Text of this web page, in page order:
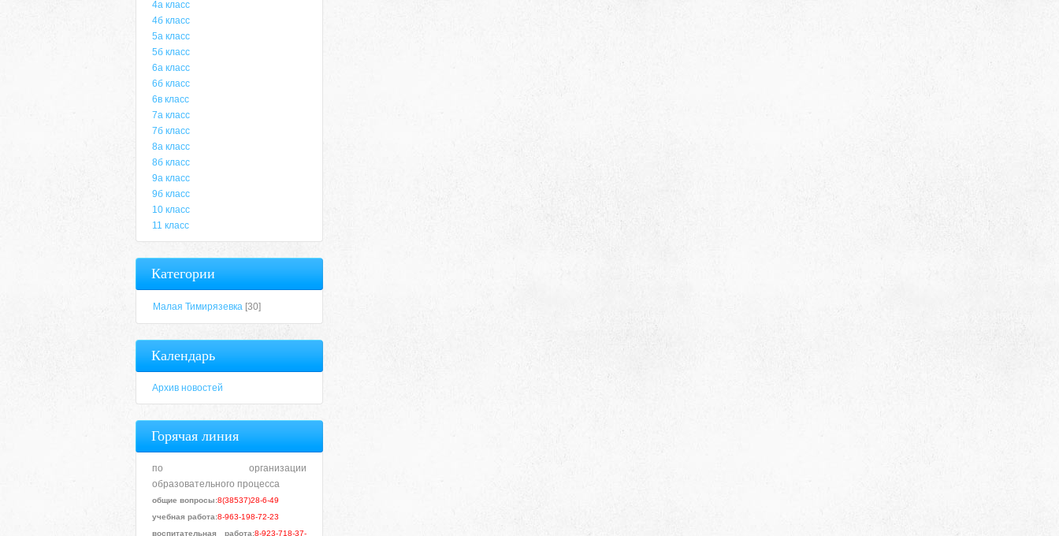
4а класс
4б класс
5а класс
5б класс
6а класс
6б класс
6в класс
7а класс
7б класс
8а класс
8б класс
9а класс
9б класс
10 класс
11 класс
Категории
Малая Тимирязевка [30]
Календарь
Архив новостей
Горячая линия
по организации
образовательного процесса
общие вопросы:8(38537)28-6-49
учебная работа:8-963-198-72-23
воспитательная работа:8-923-718-37-